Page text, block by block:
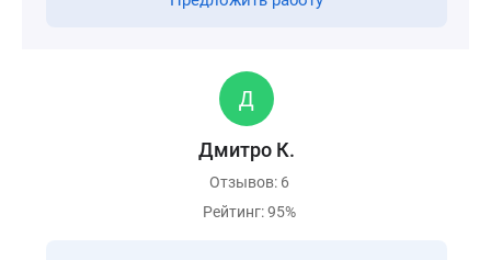
Дмитро К.
Отзывов: 6
Рейтинг: 95%